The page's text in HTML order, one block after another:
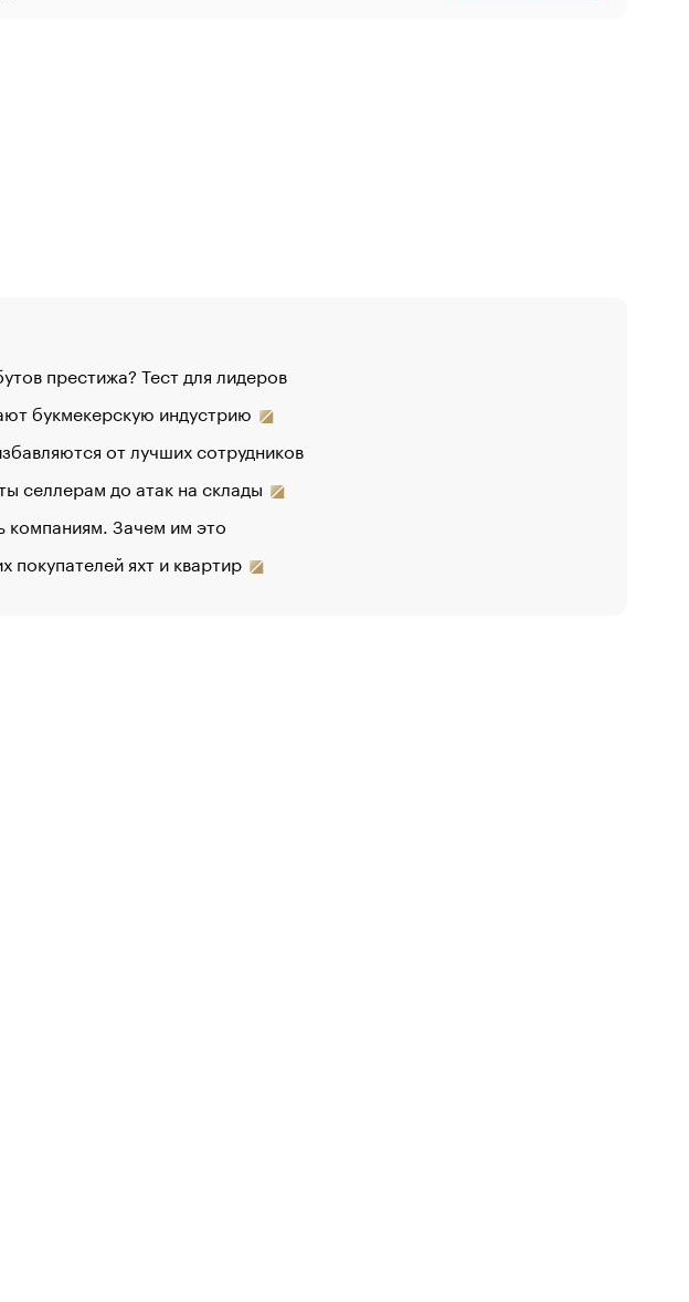
престижа? Тест для лидеров
букмекерскую индустрию
от лучших сотрудников
селлерам до атак на склады
компаниям. Зачем им это
яхт и квартир